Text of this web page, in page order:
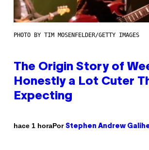
PHOTO BY TIM MOSENFELDER/GETTY IMAGES
The Origin Story of
Honestly a Lot Cuter
Expecting
hace 1 horaPor Stephen Andrew